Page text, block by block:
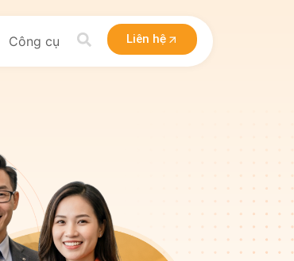
Công cụ Liên hệ